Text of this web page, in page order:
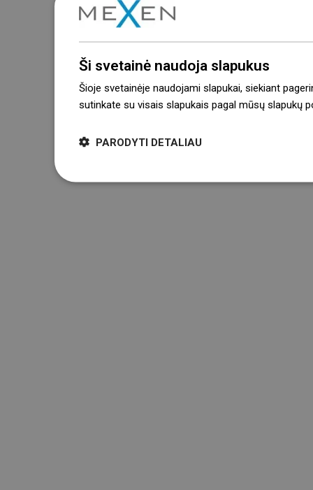
Ši svetainė naudoja slapukus
Šioje svetainėje naudojami slapukai, siekiant
sutinkate su visais slapukais pagal mūsų slapukų
PARODYTI DETALIAU